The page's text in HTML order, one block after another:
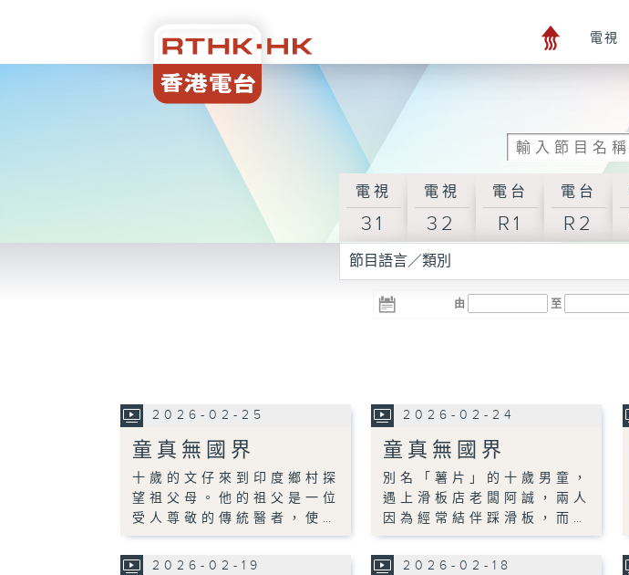
電視
電視
31
電視
32
電台
R1
電台
R2
節目語言／類別
由 至
2026-02-25
童真無國界
十歲的文仔來到印度鄉村探
望祖父母。他的祖父是一位
受人尊敬的傳統醫者，使…
2026-02-24
童真無國界
別名「薯片」的十歲男童，
遇上滑板店老闆阿誠，兩人
因為經常結伴踩滑板，而…
2026-02-19 2026-02-18